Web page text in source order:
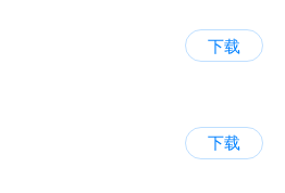
下载
下载